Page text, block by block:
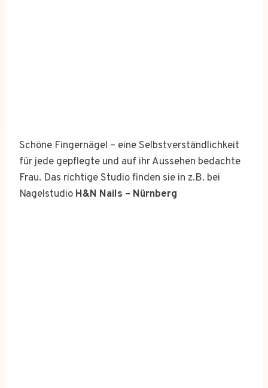
Schöne Fingernägel – eine Selbstverständlichkeit
für jede gepflegte und auf ihr Aussehen bedachte
Frau. Das richtige Studio finden sie in z.B. bei
Nagelstudio H&N Nails – Nürnberg